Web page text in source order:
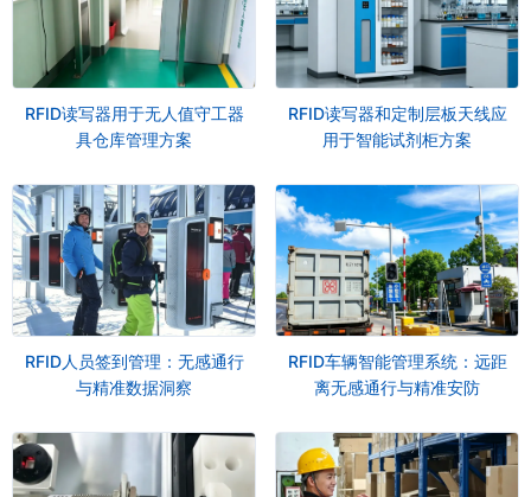
RFID读写器用于无人值守工器
具仓库管理方案
RFID读写器和定制层板天线应
用于智能试剂柜方案
RFID人员签到管理：无感通行
与精准数据洞察
RFID车辆智能管理系统：远距
离无感通行与精准安防